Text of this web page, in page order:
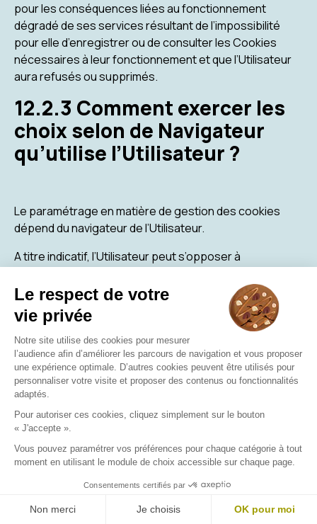
pour les conséquences liées au fonctionnement
dégradé de ses services résultant de l’impossibilité
pour elle d’enregistrer ou de consulter les Cookies
nécessaires à leur fonctionnement et que l’Utilisateur
aura refusés ou supprimés.
12.2.3 Comment exercer les
choix selon de Navigateur
qu’utilise l’Utilisateur ?
Le paramétrage en matière de gestion des cookies
dépend du navigateur de l’Utilisateur.
A titre indicatif, l’Utilisateur peut s’opposer à
navigateur de la manière suivante :
Pour Internet Explorer :
Aller dans Outils > Options Internet.
Cliquer sur l’onglet confidentialité, et, sous
Paramètres, sélectionner Avancé.
Choisir entre autoriser, bloquer ou être invité à
cookies internes et les cookies tiers.
Pour Firefox :
En haut de la fenêtre de Firefox, cliquer sur le
bouclier, situé à gauche dans la barre
d’adresse.